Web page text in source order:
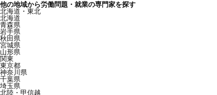
他の地域から労働問題・就業の専門家を探す
北海道・東北
北海道
青森県
岩手県
秋田県
宮城県
山形県
関東
東京都
神奈川県
千葉県
埼玉県
北陸・甲信越